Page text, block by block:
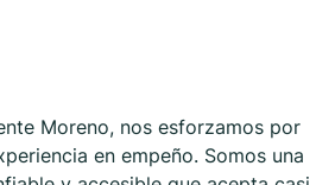
Moreno, nos esforzamos por
en empeño. Somos una